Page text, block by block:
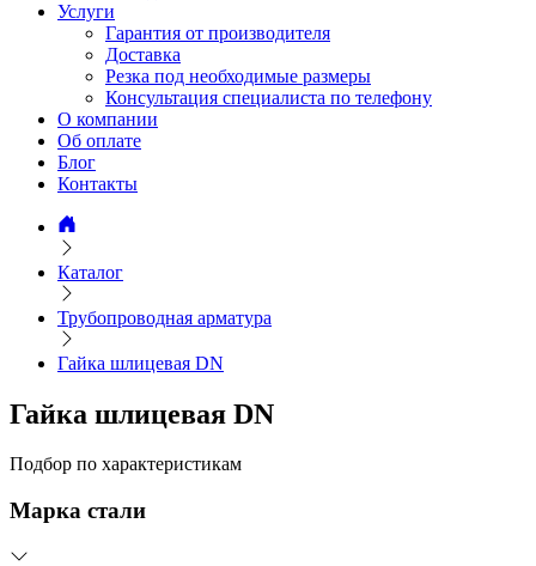
Услуги
Гарантия от производителя
Доставка
Резка под необходимые размеры
Консультация специалиста по телефону
О компании
Об оплате
Блог
Контакты
Каталог
Трубопроводная арматура
Гайка шлицевая DN
Гайка шлицевая DN
Подбор по характеристикам
Марка стали